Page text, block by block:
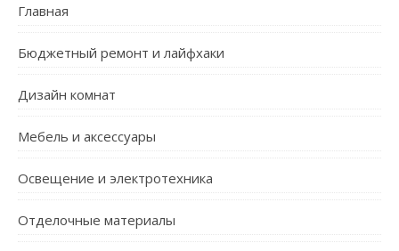
Главная
Бюджетный ремонт и лайфхаки
Дизайн комнат
Мебель и аксессуары
Освещение и электротехника
Отделочные материалы